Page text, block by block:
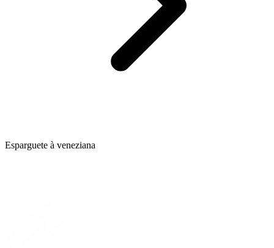
Esparguete à veneziana